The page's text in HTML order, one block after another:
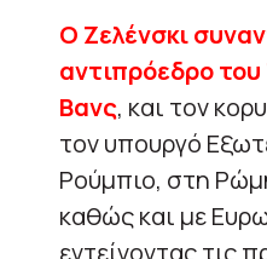
Ο Ζελένσκι
αντιπρόεδρο
Βανς, και τον
τον υπουργό
Ρούμπιο, στη
καθώς και με
εντείνοντας τις